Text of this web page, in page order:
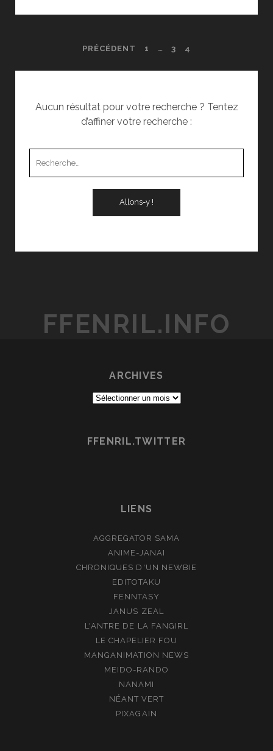
FLOP
ÉDITION
PAGINATION
DES
PUBLICATIONS
PRÉCÉDENT 1 … 3 4
Aucun résultat pour votre recherche ? Tentez
d’affiner votre recherche :
Recherche
pour
:
FFENRIL.INFO
ARCHIVES
Archives
FFENRIL.TWITTER
LIENS
AGGREGATOR SAMA
ANIME-JANAI
CHRONIQUES D'UN NEWBIE
EDITOTAKU
FENNTASY
JANUS ZEAL
L'ANTRE DE LA FANGIRL
LE CHAPELIER FOU
MANGANIMATION NEWS
MEIDO-RANDO
NANAMI
NÉANT VERT
PIXAGAIN